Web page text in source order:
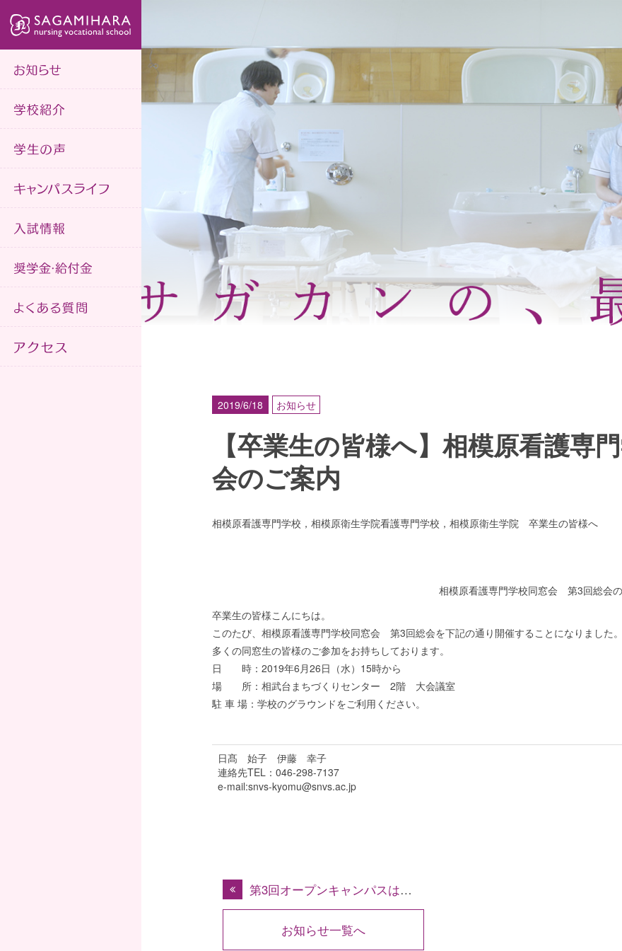
2019/6/18 お知らせ
【卒業生の皆様へ】相模原看護
会のご案内
相模原看護専門学校，相模原衛生学院看護専門学校，相模原衛生学院 卒業生の皆様へ
相模原看護専門学校同窓会 第3回総会
卒業生の皆様こんにちは。
このたび、相模原看護専門学校同窓会 第3回総会を下記の通り開催することになりました。
多くの同窓生の皆様のご参加をお持ちしております。
日 時：2019年6月26日（水）15時から
場 所：相武台まちづくりセンター 2階 大会議室
駐 車 場：学校のグラウンドをご利用ください。
日髙 始子 伊藤 幸子
連絡先TEL：046-298-7137
e-mail:snvs-kyomu@snvs.ac.jp
第3回オープンキャンパスは『看護師が運び屋にならないために』です
お知らせ一覧へ